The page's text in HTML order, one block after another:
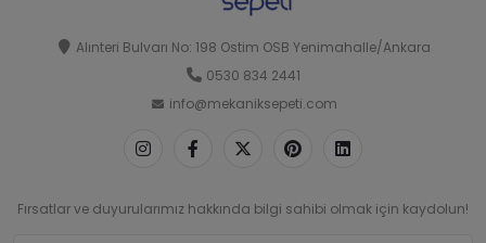
Alınteri Bulvarı No: 198 Ostim OSB Yenimahalle/Ankara
0530 834 2441
info@mekaniksepeti.com
Fırsatlar ve duyurularımız hakkında bilgi sahibi olmak için kaydolun!